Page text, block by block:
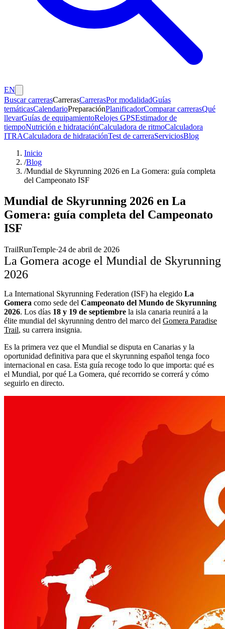
EN
Buscar carrerasCarrerasCarrerasPor modalidadGuías
temáticasCalendarioPreparaciónPlanificadorComparar carrerasQué
llevarGuías de equipamientoRelojes GPSEstimador de
tiempoNutrición e hidrataciónCalculadora de ritmoCalculadora
ITRACalculadora de hidrataciónTest de carreraServiciosBlog
Inicio
/Blog
/Mundial de Skyrunning 2026 en La Gomera: guía completa
del Campeonato ISF
Mundial de Skyrunning 2026 en La
Gomera: guía completa del Campeonato
ISF
TrailRunTemple·24 de abril de 2026
La Gomera acoge el Mundial de Skyrunning
2026
La International Skyrunning Federation (ISF) ha elegido La
Gomera como sede del Campeonato del Mundo de Skyrunning
2026. Los días 18 y 19 de septiembre la isla canaria reunirá a la
élite mundial del skyrunning dentro del marco del Gomera Paradise
Trail, su carrera insignia.
Es la primera vez que el Mundial se disputa en Canarias y la
oportunidad definitiva para que el skyrunning español tenga foco
internacional en casa. Esta guía recoge todo lo que importa: qué es
el Mundial, por qué La Gomera, qué recorrido se correrá y cómo
seguirlo en directo.